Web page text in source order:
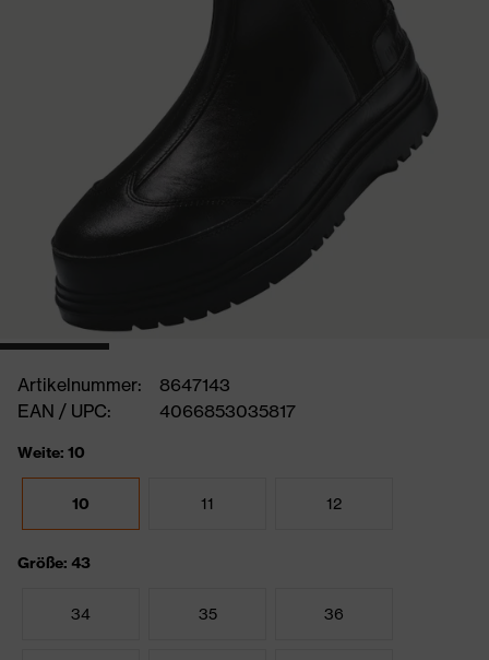
Artikelnummer:
8647143
EAN / UPC:
4066853035817
Weite: 10
10 11 12
Größe: 43
34 35 36